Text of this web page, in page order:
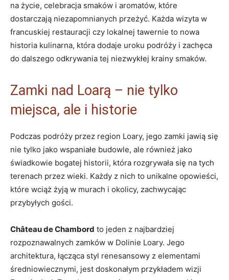
na życie, celebracja smaków i aromatów, które
dostarczają niezapomnianych przeżyć. Każda wizyta w
francuskiej restauracji czy lokalnej tawernie to nowa
historia kulinarna, która dodaje uroku podróży i zachęca
do dalszego odkrywania tej niezwykłej krainy smaków.
Zamki nad Loarą – nie tylko
miejsca, ale i historie
Podczas podróży przez region Loary, jego zamki jawią się
nie tylko jako wspaniałe budowle, ale również jako
świadkowie bogatej historii, która rozgrywała się na tych
terenach przez wieki. Każdy z nich to unikalne opowieści,
które wciąż żyją w murach i okolicy, zachwycając
przybyłych gości.
Château de Chambord to jeden z najbardziej
rozpoznawalnych zamków w Dolinie Loary. Jego
architektura, łącząca styl renesansowy z elementami
średniowiecznymi, jest doskonałym przykładem wizji